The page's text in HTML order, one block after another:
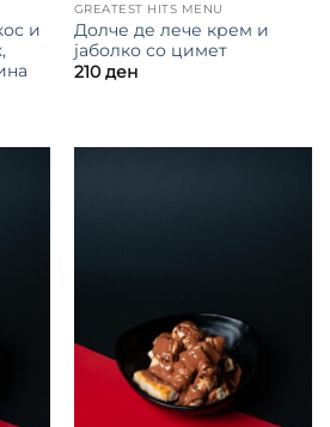
и
GREATEST HITS MENU
Долче де лече крем и
јаболко со цимет
210 ден